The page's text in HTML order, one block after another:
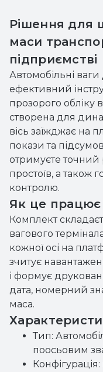
Рішення для
маси
підприємстві
Автомобільні
ефективний
прозорого обліку
створена для
вісь заїжджає на
покази та
отримуєте точний
простоїв, а також
контролю.
Як це працює
Комплект
вагового
кожної осі на
зчитує
і формує
дата, номерний
маса.
Тип:
поосьовим